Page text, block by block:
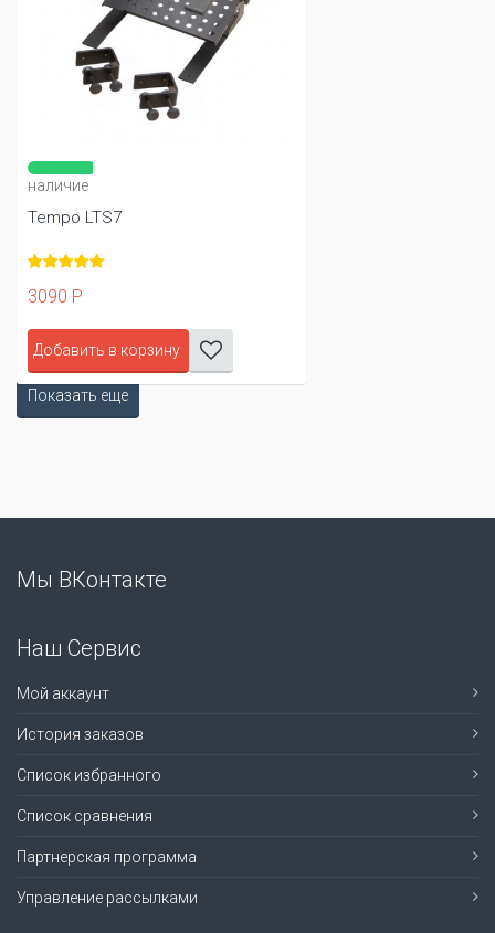
наличие
Tempo LTS7
3090 Р
Добавить в корзину
Показать еще
Мы ВКонтакте
Наш Сервис
Мой аккаунт
История заказов
Список избранного
Список сравнения
Партнерская программа
Управление рассылками